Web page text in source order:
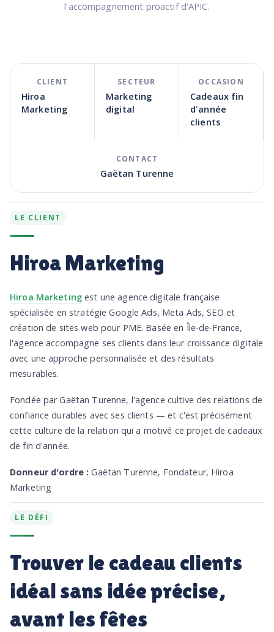
l'accompagnement proactif d'APIC.
CLIENT
Hiroa
Marketing
SECTEUR
Marketing
digital
OCCASION
Cadeaux fin
d'année
clients
CONTACT
Gaëtan Turenne
LE CLIENT
Hiroa Marketing
Hiroa Marketing est une agence digitale française
spécialisée en stratégie Google Ads, Meta Ads, SEO et
création de sites web pour PME. Basée en Île-de-France,
l'agence accompagne ses clients dans leur croissance digitale
avec une approche personnalisée et des résultats
mesurables.
Fondée par Gaëtan Turenne, l'agence cultive des relations de
confiance durables avec ses clients — et c'est précisément
cette culture de la relation qui a motivé ce projet de cadeaux
de fin d'année.
Donneur d'ordre : Gaëtan Turenne, Fondateur, Hiroa
Marketing
LE DÉFI
Trouver le cadeau clients
idéal sans idée précise,
avant les fêtes